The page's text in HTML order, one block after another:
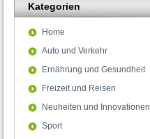
Kategorien
Home
Auto und Verkehr
Ernährung und Gesundheit
Freizeit und Reisen
Neuheiten und Innovationen
Sport